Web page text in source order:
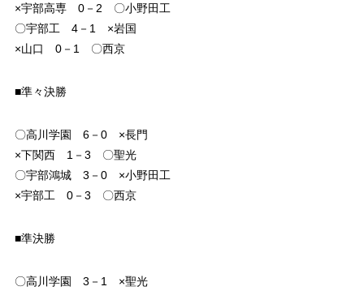
×宇部高専 0－2 〇小野田工
〇宇部工 4－1 ×岩国
×山口 0－1 〇西京
■準々決勝
〇高川学園 6－0 ×長門
×下関西 1－3 〇聖光
〇宇部鴻城 3－0 ×小野田工
×宇部工 0－3 〇西京
■準決勝
〇高川学園 3－1 ×聖光